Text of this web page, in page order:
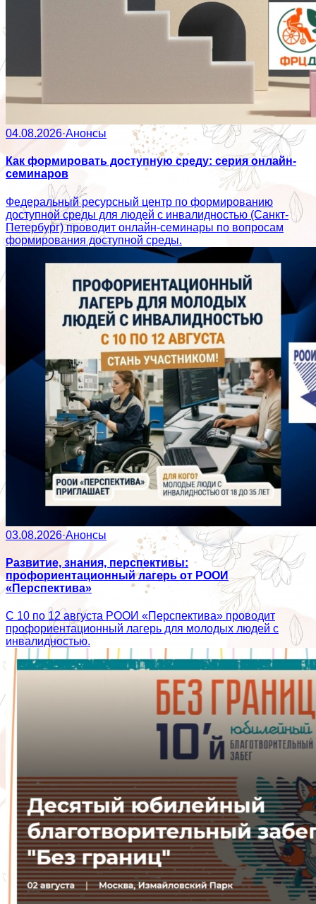
04.08.2026·Анонсы
Как формировать доступную среду: серия онлайн-
семинаров
Федеральный ресурсный центр по формированию
доступной среды для людей с инвалидностью (Санкт-
Петербург) проводит онлайн-семинары по вопросам
формирования доступной среды.
03.08.2026·Анонсы
Развитие, знания, перспективы:
профориентационный лагерь от РООИ
«Перспектива»
С 10 по 12 августа РООИ «Перспектива» проводит
профориентационный лагерь для молодых людей с
инвалидностью.